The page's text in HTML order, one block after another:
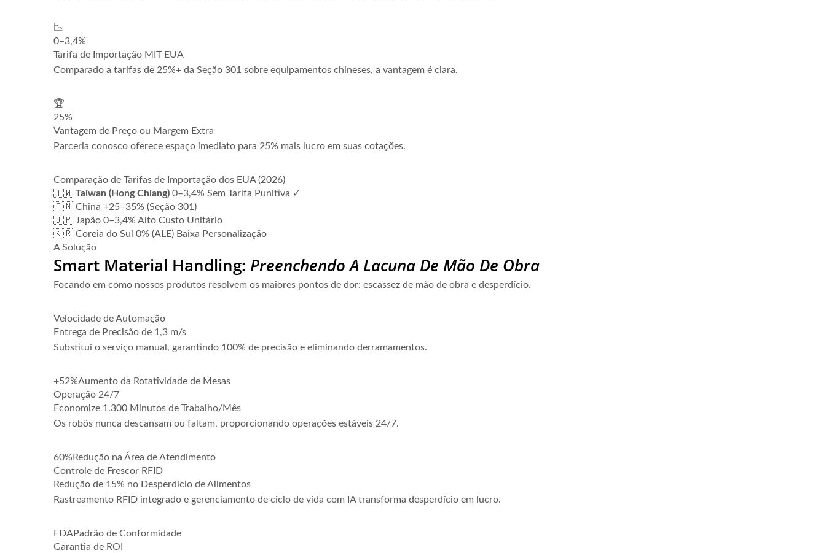
📉
0–3,4%
Tarifa de Importação MIT EUA
Comparado a tarifas de 25%+ da Seção 301 sobre equipamentos chineses, a vantagem é clara.
🏆
25%
Vantagem de Preço ou Margem Extra
Parceria conosco oferece espaço imediato para 25% mais lucro em suas cotações.
Comparação de Tarifas de Importação dos EUA (2026)
🇹🇼 Taiwan (Hong Chiang) 0–3,4% Sem Tarifa Punitiva ✓
🇨🇳 China +25–35% (Seção 301)
🇯🇵 Japão 0–3,4% Alto Custo Unitário
🇰🇷 Coreia do Sul 0% (ALE) Baixa Personalização
A Solução
Smart Material Handling: Preenchendo A Lacuna De Mão De Obra
Focando em como nossos produtos resolvem os maiores pontos de dor: escassez de mão de obra e desperdício.
Velocidade de Automação
Entrega de Precisão de 1,3 m/s
Substitui o serviço manual, garantindo 100% de precisão e eliminando derramamentos.
+52%Aumento da Rotatividade de Mesas
Operação 24/7
Economize 1.300 Minutos de Trabalho/Mês
Os robôs nunca descansam ou faltam, proporcionando operações estáveis 24/7.
60% Redução na Área de Atendimento
Controle de Frescor RFID
Redução de 15% no Desperdício de Alimentos
Rastreamento RFID integrado e gerenciamento de ciclo de vida com IA transforma desperdício em lucro.
FDAPadrão de Conformidade
Garantia de ROI